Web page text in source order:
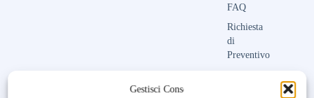
Gestisci Consenso
FAQ
Richiesta
di
Preventivo